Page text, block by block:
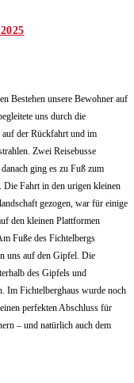
Bestehen unsere Bewohner auf
uns durch die
auf der Rückfahrt und im
Zwei Reisebusse
ging es zu Fuß zum
Die Fahrt in den urigen kleinen
gezogen, war für einige
den kleinen Plattformen
Fuße des Fichtelbergs
uns auf den Gipfel. Die
des Gipfels und
Im Fichtelberghaus wurde noch
perfekten Abschluss für
– und natürlich auch dem